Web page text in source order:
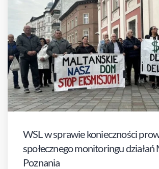
WSL w sprawie konieczności
społecznego monitoringu działań
Poznania